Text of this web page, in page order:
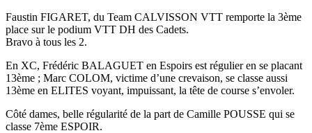
Faustin FIGARET, du Team CALVISSON VTT remporte la 3ème
place sur le podium VTT DH des Cadets.
Bravo à tous les 2.
En XC, Frédéric BALAGUET en Espoirs est régulier en se placant
13ème ; Marc COLOM, victime d’une crevaison, se classe aussi
13ème en ELITES voyant, impuissant, la tête de course s’envoler.
Côté dames, belle régularité de la part de Camille POUSSE qui se
classe 7ème ESPOIR.